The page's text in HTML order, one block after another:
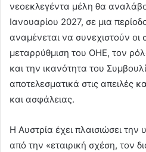
νεοεκλεγέντα μέλη θα
Ιανουαρίου 2027, σε μια
αναμένεται να συνεχιστούν οι
μεταρρύθμιση του ΟΗΕ, τον
και την ικανότητα του
αποτελεσματικά στις απειλές
και ασφάλειας.
Η Αυστρία έχει πλαισιώσει
από την «εταιρική σχέση, τον